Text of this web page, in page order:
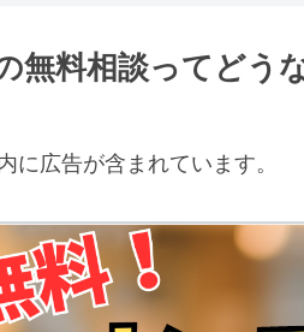
無料相談ってどう
に広告が含まれています。